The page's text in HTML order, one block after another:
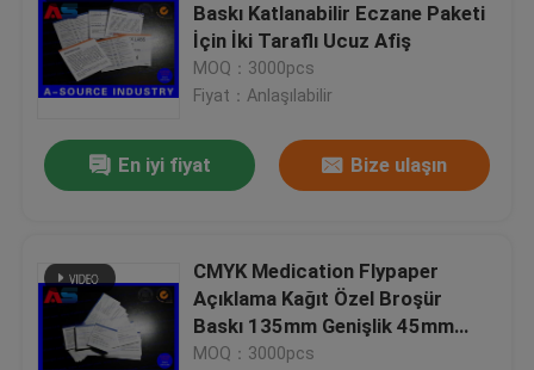
Ürünler
Hakkımızda
Baskı Katlanabilir Eczane Paketi
İçin İki Taraflı Ucuz Afiş
MOQ：3000pcs
Fiyat：Anlaşılabilir
En iyi fiyat Bize ulaşın
CMYK Medication Flypaper
Açıklama Kağıt Özel Broşür
Baskı 135mm Genişlik 45mm
Uzunluk
MOQ：3000pcs